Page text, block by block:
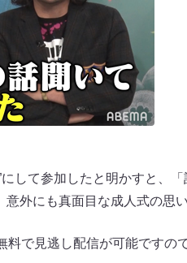
して参加したと明かすと、
外にも真面目な成人式の思
で見逃し配信が可能ですの